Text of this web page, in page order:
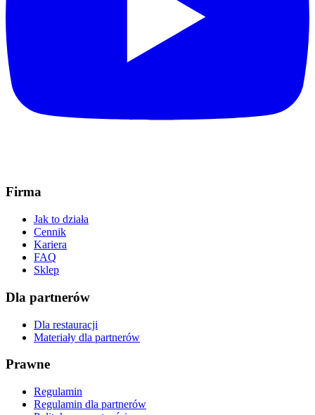
Firma
Jak to działa
Cennik
Kariera
FAQ
Sklep
Dla partnerów
Dla restauracji
Materiały dla partnerów
Prawne
Regulamin
Regulamin dla partnerów